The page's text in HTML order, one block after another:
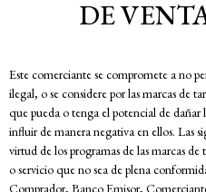
DE
Este comerciante se compromete a no
ilegal, o se considere por las marcas de
que pueda o tenga el potencial de
influir de manera negativa en ellos. Las
virtud de los programas de las marcas
o servicio que no sea de plena
Comprador, Banco Emisor,